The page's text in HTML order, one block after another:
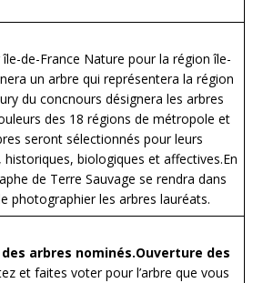
de-France Nature pour la région île-
un arbre qui représentera la région
du concnours désignera les arbres
des 18 régions de métropole et
seront sélectionnés pour leurs
biologiques et affectives.En
de Terre Sauvage se rendra dans
photographier les arbres lauréats.
arbres nominés.Ouverture des
et faites voter pour l’arbre que vous